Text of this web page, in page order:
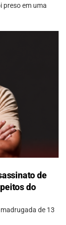
preso em uma
de
do
de 13